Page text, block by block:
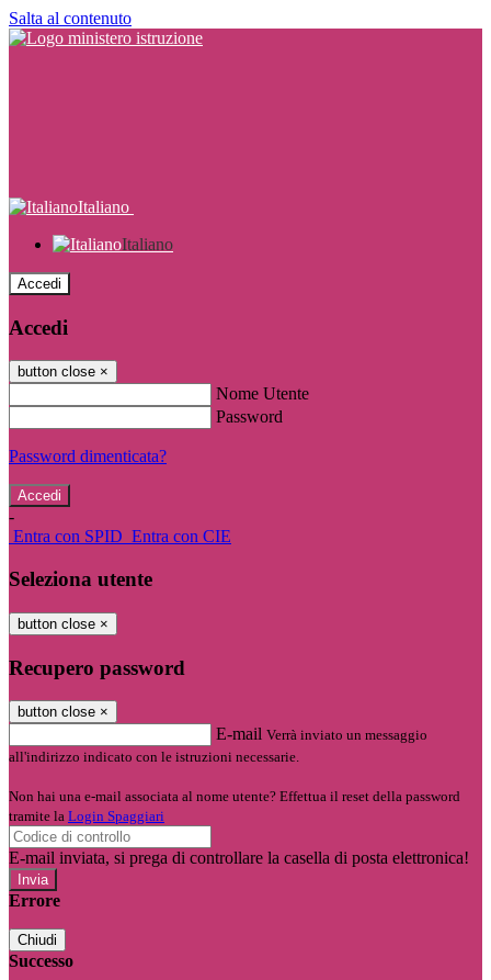
Salta al contenuto
Italiano
Italiano
Accedi
Accedi
button close ×
Nome Utente
Password
Password dimenticata?
-
Entra con SPID Entra con CIE
Seleziona utente
button close ×
Recupero password
button close ×
E-mail Verrà inviato un messaggio
all'indirizzo indicato con le istruzioni necessarie.
Non hai una e-mail associata al nome utente? Effettua il reset della password
tramite la Login Spaggiari
E-mail inviata, si prega di controllare la casella di posta elettronica!
Errore
Chiudi
Successo